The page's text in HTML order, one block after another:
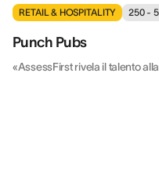
RETAIL & HOSPITALITY 250 -
Punch Pubs
«AssessFirst rivela il talento